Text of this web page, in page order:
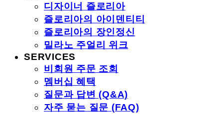
디자이너 즐로리아
즐로리아의 아이덴티티
즐로리아의 장인정신
밀라노 주얼리 위크
SERVICES
비회원 주문 조회
멤버십 혜택
질문과 답변 (Q&A)
자주 묻는 질문 (FAQ)